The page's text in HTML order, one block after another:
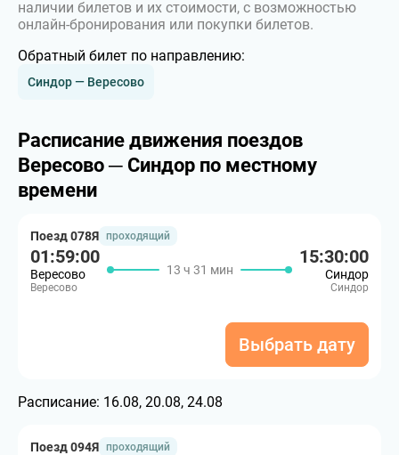
наличии билетов и их стоимости, с возможностью
онлайн-бронирования или покупки билетов.
Обратный билет по направлению:
Синдор — Вересово
Расписание движения поездов
Вересово ─ Синдор по местному
времени
Поезд 078Я проходящий
01:59:00
Вересово
Вересово
13 ч 31 мин
15:30:00
Синдор
Синдор
Выбрать дату
Расписание: 16.08, 20.08, 24.08
Поезд 094Я проходящий